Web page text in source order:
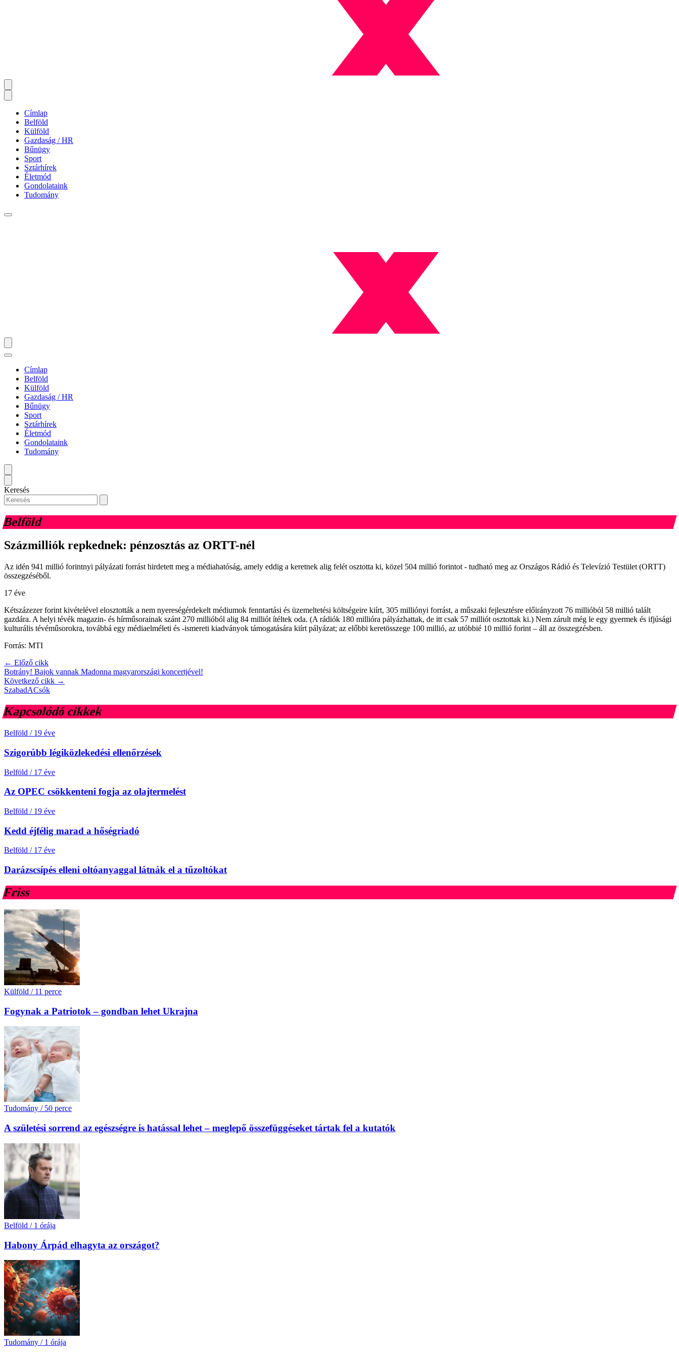
Címlap
Belföld
Külföld
Gazdaság / HR
Bűnügy
Sport
Sztárhírek
Életmód
Gondolataink
Tudomány
Címlap
Belföld
Külföld
Gazdaság / HR
Bűnügy
Sport
Sztárhírek
Életmód
Gondolataink
Tudomány
Keresés
Belföld
Százmilliók repkednek: pénzosztás az ORTT-nél
Az idén 941 millió forintnyi pályázati forrást hirdetett meg a médiahatóság, amely eddig a keretnek alig felét osztotta ki, közel 504 millió forintot - tudható meg az Országos Rádió és Televízió Testület (ORTT)
összegzéséből.
17 éve
Kétszázezer forint kivételével elosztották a nem nyereségérdekelt médiumok fenntartási és üzemeltetési költségeire kiírt, 305 milliónyi forrást, a műszaki fejlesztésre előirányzott 76 millióból 58 millió talált
gazdára. A helyi tévék magazin- és hírműsorainak szánt 270 millióból alig 84 milliót ítéltek oda. (A rádiók 180 millióra pályázhattak, de itt csak 57 milliót osztottak ki.) Nem zárult még le egy gyermek és ifjúsági
kulturális tévéműsorokra, továbbá egy médiaelméleti és -ismereti kiadványok támogatására kiírt pályázat; az előbbi keretösszege 100 millió, az utóbbié 10 millió forint – áll az összegzésben.
Forrás: MTI
← Előző cikk
Botrány! Bajok vannak Madonna magyarországi koncertjével!
Következő cikk →
SzabadACsók
Kapcsolódó cikkek
Belföld / 19 éve
Szigorúbb légiközlekedési ellenőrzések
Belföld / 17 éve
Az OPEC csökkenteni fogja az olajtermelést
Belföld / 19 éve
Kedd éjfélig marad a hőségriadó
Belföld / 17 éve
Darázscsípés elleni oltóanyaggal látnák el a tűzoltókat
Friss
Külföld / 11 perce
Fogynak a Patriotok – gondban lehet Ukrajna
Tudomány / 50 perce
A születési sorrend az egészségre is hatással lehet – meglepő összefüggéseket tártak fel a kutatók
Belföld / 1 órája
Habony Árpád elhagyta az országot?
Tudomány / 1 órája